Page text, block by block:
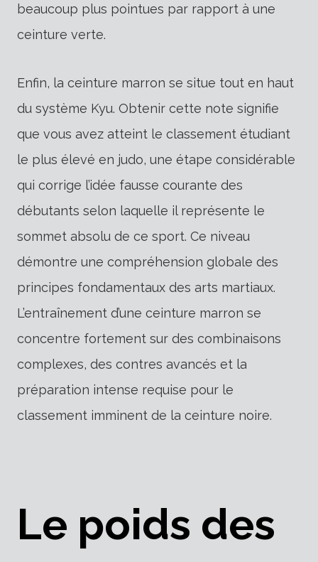
beaucoup plus pointues par rapport à une
ceinture verte.
Enfin, la ceinture marron se situe tout en haut
du système Kyu. Obtenir cette note signifie
que vous avez atteint le classement étudiant
le plus élevé en judo, une étape considérable
qui corrige l’idée fausse courante des
débutants selon laquelle il représente le
sommet absolu de ce sport. Ce niveau
démontre une compréhension globale des
principes fondamentaux des arts martiaux.
L’entraînement d’une ceinture marron se
concentre fortement sur des combinaisons
complexes, des contres avancés et la
préparation intense requise pour le
classement imminent de la ceinture noire.
Le poids des